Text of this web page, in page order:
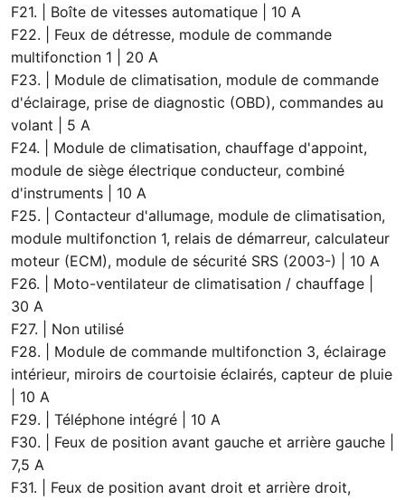
F21. | Boîte de vitesses automatique | 10 A
F22. | Feux de détresse, module de commande
multifonction 1 | 20 A
F23. | Module de climatisation, module de commande
d'éclairage, prise de diagnostic (OBD), commandes au
volant | 5 A
F24. | Module de climatisation, chauffage d'appoint,
module de siège électrique conducteur, combiné
d'instruments | 10 A
F25. | Contacteur d'allumage, module de climatisation,
module multifonction 1, relais de démarreur, calculateur
moteur (ECM), module de sécurité SRS (2003-) | 10 A
F26. | Moto-ventilateur de climatisation / chauffage |
30 A
F27. | Non utilisé
F28. | Module de commande multifonction 3, éclairage
intérieur, miroirs de courtoisie éclairés, capteur de pluie
| 10 A
F29. | Téléphone intégré | 10 A
F30. | Feux de position avant gauche et arrière gauche |
7,5 A
F31. | Feux de position avant droit et arrière droit,